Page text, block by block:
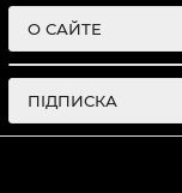
О САЙТЕ
ПІДПИСКА